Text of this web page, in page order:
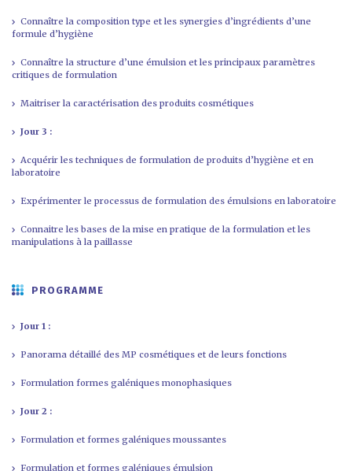
Connaître la composition type et les synergies d’ingrédients d’une
formule d’hygiène
Connaître la structure d’une émulsion et les principaux paramètres
critiques de formulation
Maitriser la caractérisation des produits cosmétiques
Jour 3 :
Acquérir les techniques de formulation de produits d’hygiène et en
laboratoire
Expérimenter le processus de formulation des émulsions en laboratoire
Connaitre les bases de la mise en pratique de la formulation et les
manipulations à la paillasse
PROGRAMME
Jour 1 :
Panorama détaillé des MP cosmétiques et de leurs fonctions
Formulation formes galéniques monophasiques
Jour 2 :
Formulation et formes galéniques moussantes
Formulation et formes galéniques émulsion